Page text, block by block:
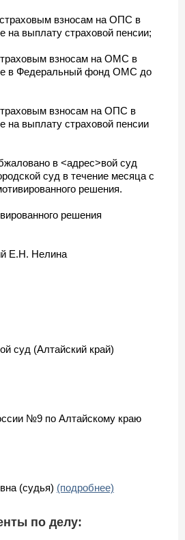
взносам на ОПС в
на выплату страховой пенсии;
взносам на ОМС в
в Федеральный фонд ОМС до
взносам на ОПС в
на выплату страховой пенсии
в <адрес>вой суд
суд в течение месяца с
решения.
решения
Е.Н. Нелина
суд (Алтайский край)
№9 по Алтайскому краю
(судья) (подробнее)
по делу: